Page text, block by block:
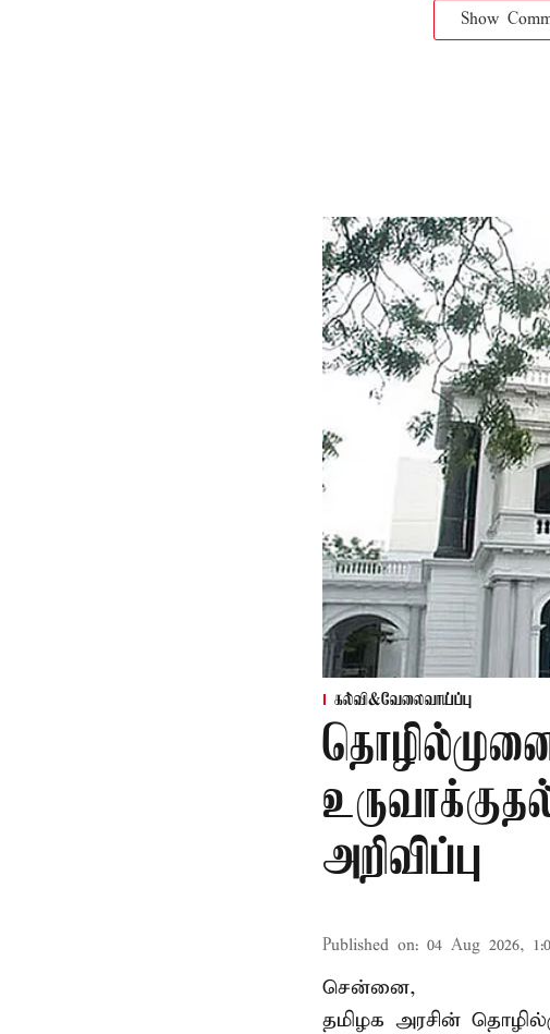
Show
கல்வி&வேலைவாய்ப்பு
அறிவிப்பு
Published on: 04 Aug 2026,
சென்னை,
தமிழக அரசின்